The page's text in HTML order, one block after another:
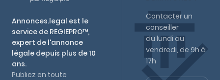
Annonces.legal est le
service de REGIEPRO™,
expert de l'annonce
légale depuis plus de 10
ans.
Publiez en toute
Contacter un
conseiller
du lundi au
vendredi, de 9h à
17h